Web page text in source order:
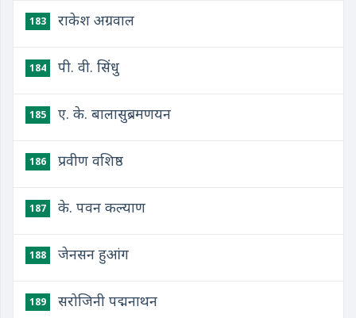
183 राकेश अग्रवाल
184 पी. वी. सिंधु
185 ए. के. बालासुब्रमणयन
186 प्रवीण वशिष्ठ
187 के. पवन कल्याण
188 जेनसन हुआंग
189 सरोजिनी पद्मनाथन